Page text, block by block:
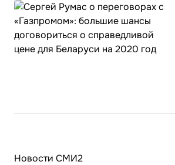
Новости СМИ2